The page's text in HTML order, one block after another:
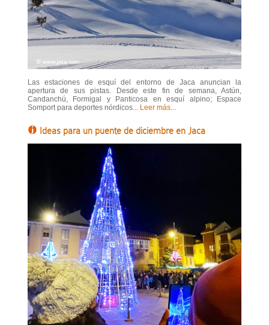
Las estaciones de esquí del entorno de Jaca anuncian la
apertura de sus pistas. Desde este fin de semana, Astún,
Candanchú, Formigal y Panticosa en esquí alpino; Espace
Somport para deportes nórdicos... Leer más...
Ideas para un puente de diciembre en Jaca